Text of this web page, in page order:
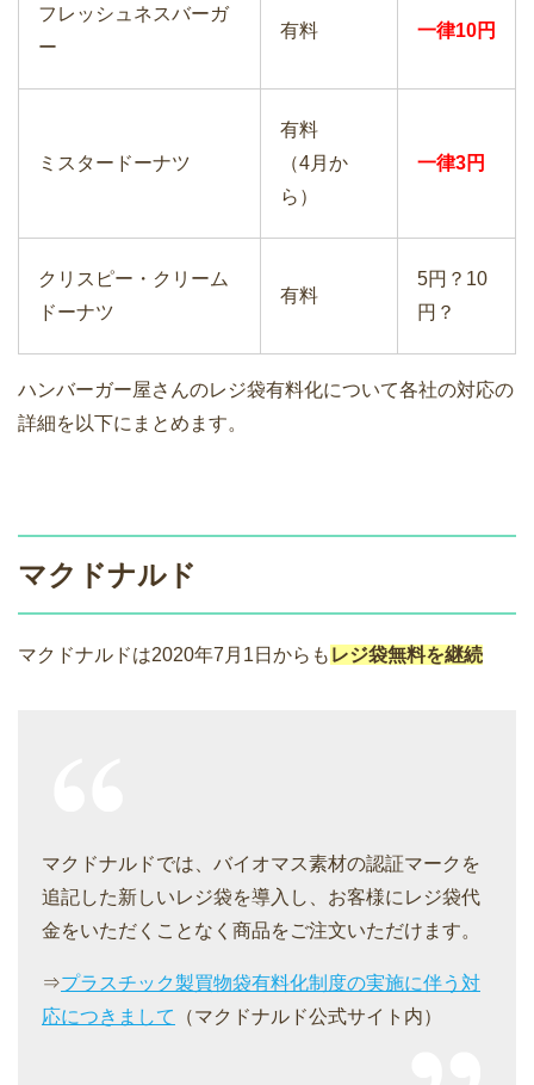
フレッシュネスバーガ
ー
有料 一律10円
ミスタードーナツ
有料
（4月か
ら）
一律3円
クリスピー・クリーム
ドーナツ
有料
5円？10
円？
ハンバーガー屋さんのレジ袋有料化について各社の対応の
詳細を以下にまとめます。
マクドナルド
マクドナルドは2020年7月1日からも レジ袋無料を継続
マクドナルドでは、バイオマス素材の認証マークを
追記した新しいレジ袋を導入し、お客様にレジ袋代
金をいただくことなく商品をご注文いただけます。
⇒プラスチック製買物袋有料化制度の実施に伴う対
応につきまして
（マクドナルド公式サイト内）